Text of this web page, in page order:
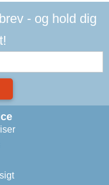
- og hold dig